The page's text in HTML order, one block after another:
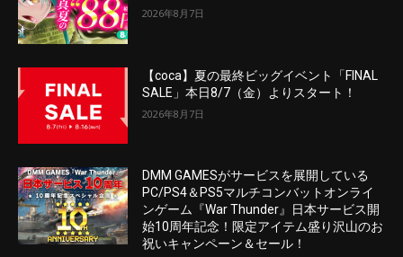
2026年8月7日
【coca】夏の最終ビッグイベント「FINAL
SALE」本日8/7（金）よりスタート！
2026年8月7日
DMM GAMESがサービスを展開している
PC/PS4＆PS5マルチコンバットオンライ
ンゲーム『War Thunder』日本サービス開
始10周年記念！限定アイテム盛り沢山のお
祝いキャンペーン＆セール！